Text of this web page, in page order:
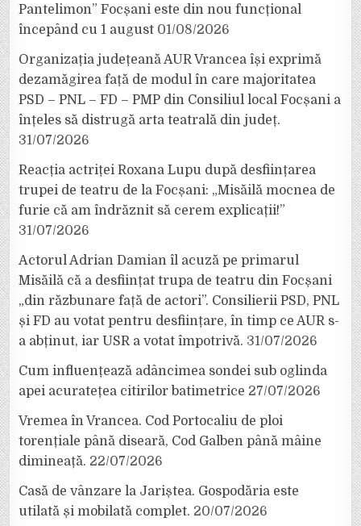
Pantelimon” Focșani este din nou funcțional
începând cu 1 august 01/08/2026
Organizația județeană AUR Vrancea își exprimă
dezamăgirea față de modul în care majoritatea
PSD – PNL – FD – PMP din Consiliul local Focșani a
înțeles să distrugă arta teatrală din județ.
31/07/2026
Reacția actriței Roxana Lupu după desființarea
trupei de teatru de la Focșani: „Misăilă mocnea de
furie că am îndrăznit să cerem explicații!”
31/07/2026
Actorul Adrian Damian îl acuză pe primarul
Misăilă că a desființat trupa de teatru din Focșani
„din răzbunare față de actori”. Consilierii PSD, PNL
și FD au votat pentru desființare, în timp ce AUR s-
a abținut, iar USR a votat împotrivă. 31/07/2026
Cum influențează adâncimea sondei sub oglinda
apei acuratețea citirilor batimetrice 27/07/2026
Vremea în Vrancea. Cod Portocaliu de ploi
torențiale până diseară, Cod Galben până mâine
dimineață. 22/07/2026
Casă de vânzare la Jariștea. Gospodăria este
utilată și mobilată complet. 20/07/2026